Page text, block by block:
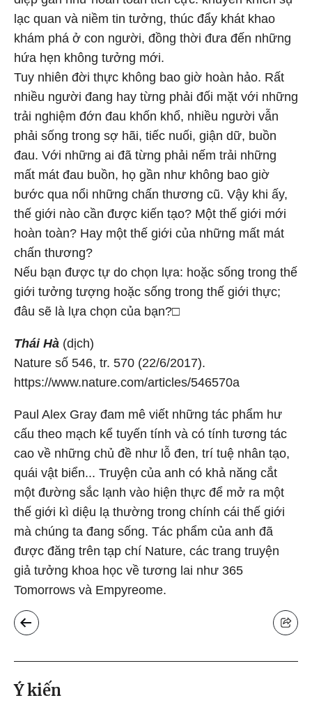
lạc quan và niềm tin tưởng, thúc đẩy khát khao
khám phá ở con người, đồng thời đưa đến những
hứa hẹn không tưởng mới.
Tuy nhiên đời thực không bao giờ hoàn hảo. Rất
nhiều người đang hay từng phải đối mặt với những
trải nghiệm đớn đau khốn khổ, nhiều người vẫn
phải sống trong sợ hãi, tiếc nuối, giận dữ, buồn
đau. Với những ai đã từng phải nếm trải những
mất mát đau buồn, họ gần như không bao giờ
bước qua nổi những chấn thương cũ. Vậy khi ấy,
thế giới nào cần được kiến tạo? Một thế giới mới
hoàn toàn? Hay một thế giới của những mất mát
chấn thương?
Nếu bạn được tự do chọn lựa: hoặc sống trong thế
giới tưởng tượng hoặc sống trong thế giới thực;
đâu sẽ là lựa chọn của bạn?□
Thái Hà (dịch)
Nature số 546, tr. 570 (22/6/2017).
https://www.nature.com/articles/546570a
Paul Alex Gray đam mê viết những tác phẩm hư
cấu theo mạch kể tuyến tính và có tính tương tác
cao về những chủ đề như lỗ đen, trí tuệ nhân tạo,
quái vật biển... Truyện của anh có khả năng cắt
một đường sắc lạnh vào hiện thực để mở ra một
thế giới kì diệu lạ thường trong chính cái thế giới
mà chúng ta đang sống. Tác phẩm của anh đã
được đăng trên tạp chí Nature, các trang truyện
giả tưởng khoa học về tương lai như 365
Tomorrows và Empyreome.
Ý kiến